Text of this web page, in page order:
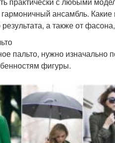
ансамбль.
а также от
пальто, нужно изначально
фигуры.